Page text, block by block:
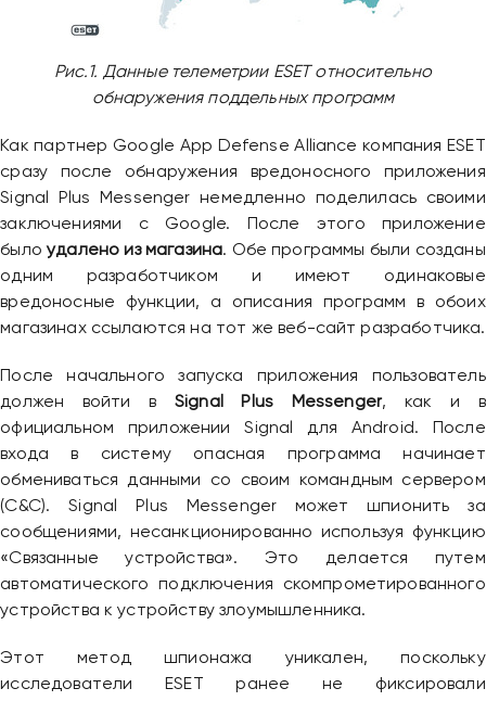
Рис.1. Данные телеметрии ESET относительно
обнаружения поддельных программ
Как партнер Google App Defense Alliance компания ESET
сразу после обнаружения вредоносного приложения
Signal Plus Messenger немедленно поделилась своими
заключениями с Google. После этого приложение
былоудалено из магазина. Обе программы были созданы
одним разработчиком и имеют одинаковые
вредоносные функции, а описания программ в обоих
магазинах ссылаются на тот же веб-сайт разработчика.
После начального запуска приложения пользователь
должен войти в Signal Plus Messenger, как и в
официальном приложении Signal для Android. После
входа в систему опасная программа начинает
обмениваться данными со своим командным сервером
(C&C). Signal Plus Messenger может шпионить за
сообщениями, несанкционированно используя функцию
«Связанные устройства». Это делается путем
автоматического подключения скомпрометированного
устройства к устройству злоумышленника.
Этот метод шпионажа уникален, поскольку
исследователи ESET ранее не фиксировали